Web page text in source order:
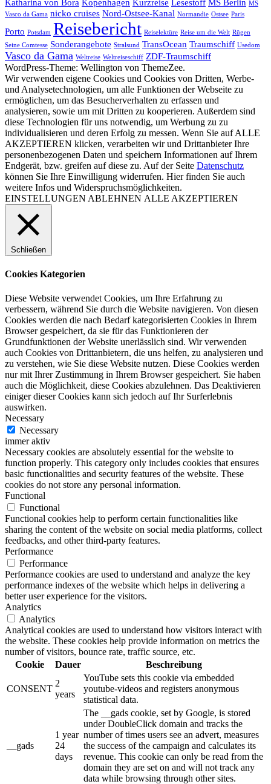
Katharina von Bora Kopenhagen Kurzreise Lesestoff MS Berlin MS
Vasco da Gama nicko cruises Nord-Ostsee-Kanal Normandie Ostsee Paris
Porto Potsdam Reisebericht Reiselektüre Reise um die Welt Rügen
Seine Comtesse Sonderangebote Stralsund TransOcean Traumschiff Usedom
Vasco da Gama Weltreise Weltreiseschiff ZDF-Traumschiff
WordPress-Theme: Wellington von ThemeZee.
Wir verwenden eigene Cookies und Cookies von Dritten, Werbe-
und Analysetechnologien, um alle Funktionen der Webseite zu
ermöglichen, um das Besucherverhalten zu erfassen und
analysieren, sowie um mit Dritten zu kooperieren. Außerdem sind
diese Technologien für uns notwendig, um Werbung zu zu
individualisieren und deren Erfolg zu messen. Wenn Sie auf ALLE
AKZEPTIEREN klicken, verarbeiten wir und Drittanbieter Ihre
personenbezogenen Daten und speichern Informationen auf Ihrem
Endgerät, bzw. greifen auf diese zu. Auf der Seite Datenschutz
können Sie Ihre Einwilligung widerrufen. Hier finden Sie auch
weitere Infos und Widerspruchsmöglichkeiten.
EINSTELLUNGEN ABLEHNEN ALLE AKZEPTIEREN
Schließen
Cookies Kategorien
Diese Website verwendet Cookies, um Ihre Erfahrung zu
verbessern, während Sie durch die Website navigieren. Von diesen
Cookies werden die nach Bedarf kategorisierten Cookies in Ihrem
Browser gespeichert, da sie für das Funktionieren der
Grundfunktionen der Website unerlässlich sind. Wir verwenden
auch Cookies von Drittanbietern, die uns helfen, zu analysieren und
zu verstehen, wie Sie diese Website nutzen. Diese Cookies werden
nur mit Ihrer Zustimmung in Ihrem Browser gespeichert. Sie haben
auch die Möglichkeit, diese Cookies abzulehnen. Das Deaktivieren
einiger dieser Cookies kann sich jedoch auf Ihr Surferlebnis
auswirken.
Necessary
Necessary
immer aktiv
Necessary cookies are absolutely essential for the website to
function properly. This category only includes cookies that ensures
basic functionalities and security features of the website. These
cookies do not store any personal information.
Functional
Functional
Functional cookies help to perform certain functionalities like
sharing the content of the website on social media platforms, collect
feedbacks, and other third-party features.
Performance
Performance
Performance cookies are used to understand and analyze the key
performance indexes of the website which helps in delivering a
better user experience for the visitors.
Analytics
Analytics
Analytical cookies are used to understand how visitors interact with
the website. These cookies help provide information on metrics the
number of visitors, bounce rate, traffic source, etc.
Cookie
Dauer Beschreibung
CONSENT
2
years
YouTube sets this cookie via embedded
youtube-videos and registers anonymous
statistical data.
__gads
1 year
24
days
The __gads cookie, set by Google, is stored
under DoubleClick domain and tracks the
number of times users see an advert, measures
the success of the campaign and calculates its
revenue. This cookie can only be read from the
domain they are set on and will not track any
data while browsing through other sites.